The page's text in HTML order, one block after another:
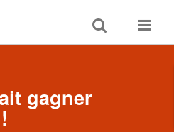
Toggle
search
Toggle
gagner